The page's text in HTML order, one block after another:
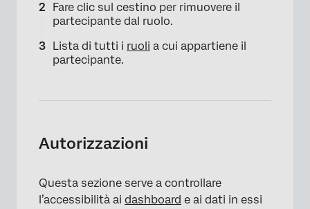
×
Fare clic sul cestino per rimuovere il
partecipante dal ruolo.
Lista di tutti i ruoli a cui appartiene il
partecipante.
Autorizzazioni
Questa sezione serve a controllare
l’accessibilità ai dashboard e ai dati in essi